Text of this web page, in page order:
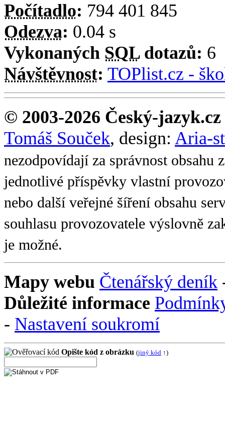
Počítadlo: 794 401 845
Odezva: 0.04 s
Vykonaných SQLdotazů: 6
Návštěvnost: TOPlist.cz -
© 2003-2026 Český-jazyk.cz
Tomáš Souček, design: Aria-
nezodpovídají za správnost obsahu
jednotlivé příspěvky vlastní
nebo další veřejné šíření obsahu
souhlasu provozovatele výslovně
je možné.
Mapy webu Čtenářský deník
Důležité informace
- Nastavení soukromí
Opište kód z obrázku (jiný kód ↑)